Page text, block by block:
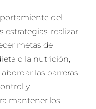
del
estrategias: realizar
metas de
o la nutrición,
las barreras
y
mantener los